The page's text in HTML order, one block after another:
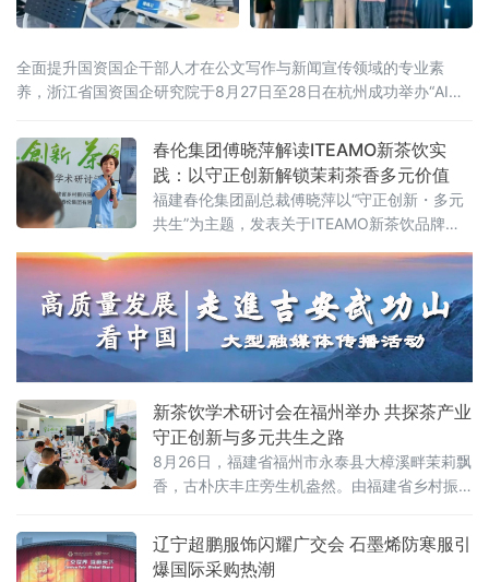
全面提升国资国企干部人才在公文写作与新闻宣传领域的专业素
养，浙江省国资国企研究院于8月27日至28日在杭州成功举办“AI赋
春伦集团傅晓萍解读ITEAMO新茶饮实
践：以守正创新解锁茉莉茶香多元价值
福建春伦集团副总裁傅晓萍以“守正创新・多元
共生”为主题，发表关于ITEAMO新茶饮品牌的
探索成果。作为深耕茉莉花茶产业数十年的国
家重点龙头企业，春伦集团依托福州茉莉花与
茶文化系统这一全球重要农业文化遗产，打造
ITEAMO品牌
新茶饮学术研讨会在福州举办 共探茶产业
守正创新与多元共生之路
8月26日，福建省福州市永泰县大樟溪畔茉莉飘
香，古朴庆丰庄旁生机盎然。由福建省乡村振
伦茉莉花博物馆进行。作为核心文化背景，福
州茉莉花与茶文化系统意义非凡，其于2014年
辽宁超鹏服饰闪耀广交会 石墨烯防寒服引
爆国际采购热潮